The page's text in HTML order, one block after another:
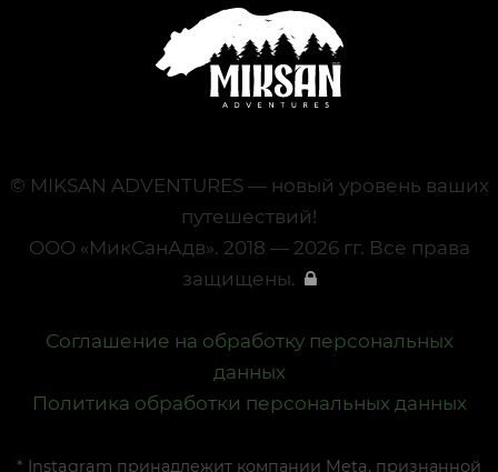
© MIKSAN ADVENTURES — новый уровень ваших
путешествий!
ООО «МикСанАдв». 2018 — 2026 гг. Все права
защищены.
Соглашение на обработку персональных
данных
Политика обработки персональных данных
* Instagram принадлежит компании Meta, признанной